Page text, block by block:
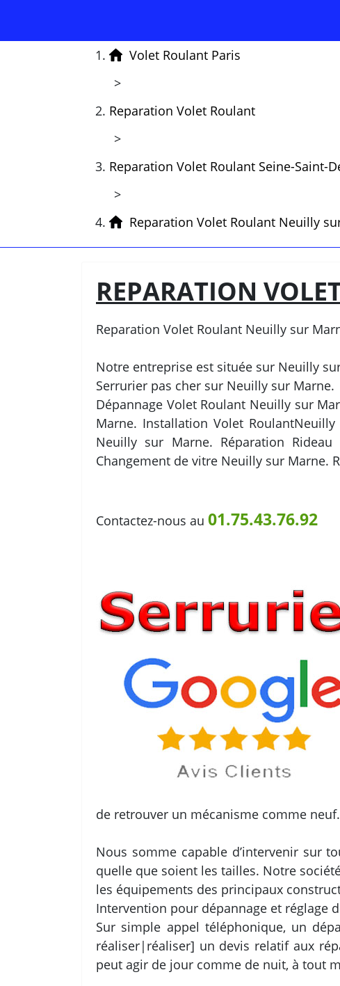
Volet Roulant Paris
>
Reparation Volet Roulant
>
Reparation Volet Roulant Seine-Saint-
>
Reparation Volet Roulant Neuilly
REPARATION
Reparation Volet Roulant Neuilly sur
Notre entreprise est située sur Neuilly
Serrurier pas cher sur Neuilly sur Marne.
Dépannage Volet Roulant Neuilly sur
Marne. Installation Volet
Neuilly sur Marne. Réparation
Changement de vitre Neuilly sur Marne.
Contactez-nous au 01.75.43.76.92
de retrouver un mécanisme comme neuf.
Nous somme capable d’intervenir sur
quelle que soient les tailles. Notre
les équipements des principaux
Intervention pour dépannage et réglage
Sur simple appel téléphonique, un
réaliser|réaliser] un devis relatif aux
peut agir de jour comme de nuit, à tout